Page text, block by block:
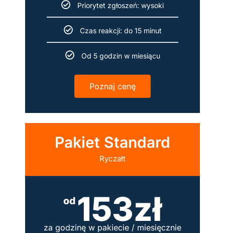
Priorytet zgłoszeń: wysoki
Czas reakcji: do 15 minut
Od 5 godzin w miesiącu
Poznaj cenę
Pakiet Standard
Ryczałt
od 153zł
za godzinę w pakiecie / miesięcznie